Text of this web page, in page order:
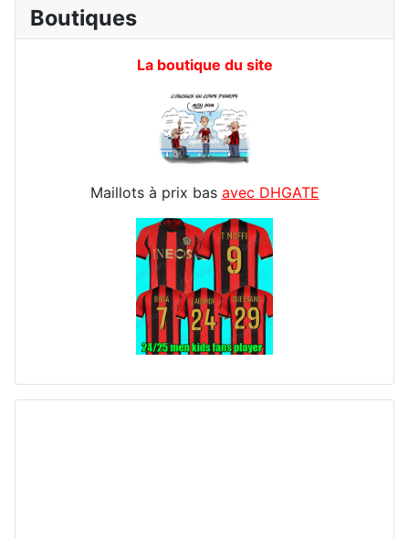
Boutiques
La boutique du site
Maillots à prix bas avec DHGATE